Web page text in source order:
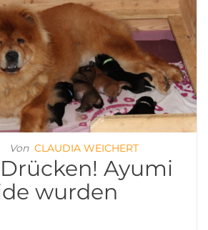
Von CLAUDIA WEICHERT
Ayumi
wurden